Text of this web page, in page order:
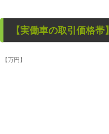
【実働車の取引価格帯】
【万円】